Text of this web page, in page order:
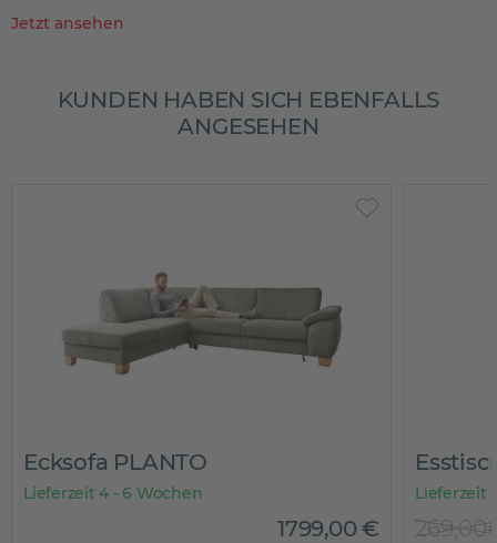
Jetzt ansehen
KUNDEN HABEN SICH EBENFALLS
ANGESEHEN
Ecksofa PLANTO
Lieferzeit 4 - 6 Wochen
1799,00€
Lieferzeit